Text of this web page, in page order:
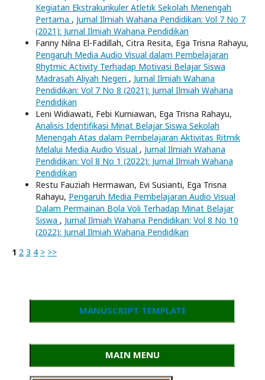
Kegiatan Ekstrakurikuler Atletik Sekolah Menengah
Pertama , Jurnal Ilmiah Wahana Pendidikan: Vol 7 No 7
(2021): Jurnal Ilmiah Wahana Pendidikan
Fanny Nilna El-Fadillah, Citra Resita, Ega Trisna Rahayu,
Pengaruh Media Audio Visual dalam Pembelajaran
Rhytmic Activity Terhadap Motivasi Belajar Siswa
Madrasah Aliyah Negeri , Jurnal Ilmiah Wahana
Pendidikan: Vol 7 No 8 (2021): Jurnal Ilmiah Wahana
Pendidikan
Leni Widiawati, Febi Kurniawan, Ega Trisna Rahayu,
Analisis Identifikasi Minat Belajar Siswa Sekolah
Menengah Atas dalam Pembelajaran Aktivitas Ritmik
Melalui Media Audio Visual , Jurnal Ilmiah Wahana
Pendidikan: Vol 8 No 1 (2022): Jurnal Ilmiah Wahana
Pendidikan
Restu Fauziah Hermawan, Evi Susianti, Ega Trisna
Rahayu, Pengaruh Media Pembelajaran Audio Visual
Dalam Permainan Bola Voli Terhadap Minat Belajar
Siswa , Jurnal Ilmiah Wahana Pendidikan: Vol 8 No 10
(2022): Jurnal Ilmiah Wahana Pendidikan
1 2 3 4 > >>
MANUSCRIPT TEMPLATE
MAIN MENU